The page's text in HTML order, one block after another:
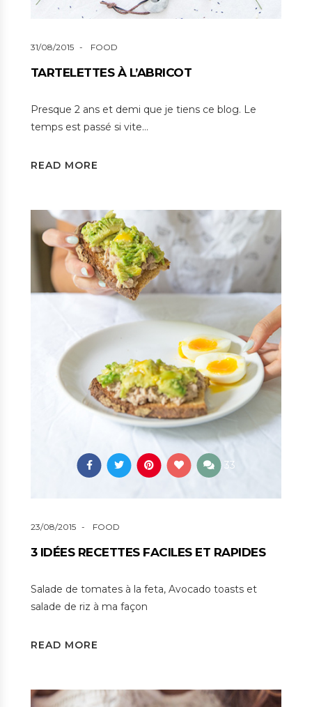
31/08/2015 FOOD
TARTELETTES À L’ABRICOT
Presque 2 ans et demi que je tiens ce blog. Le
temps est passé si vite…
READ MORE
33
23/08/2015 FOOD
3 IDÉES RECETTES FACILES ET RAPIDES
Salade de tomates à la feta, Avocado toasts et
salade de riz à ma façon
READ MORE